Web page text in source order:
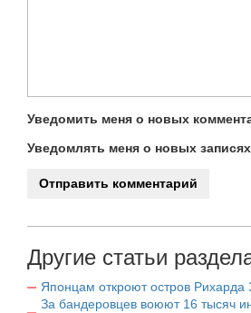
Уведомить меня о новых
Уведомлять меня о новых
Другие статьи
Японцам откроют остров Рихарда
За бандеровцев воюют 16 тысяч